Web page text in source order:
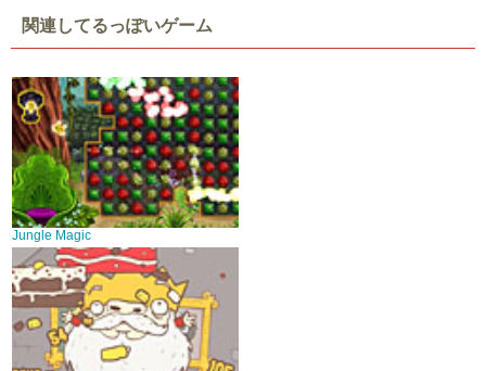
関連してるっぽいゲーム
Jungle Magic